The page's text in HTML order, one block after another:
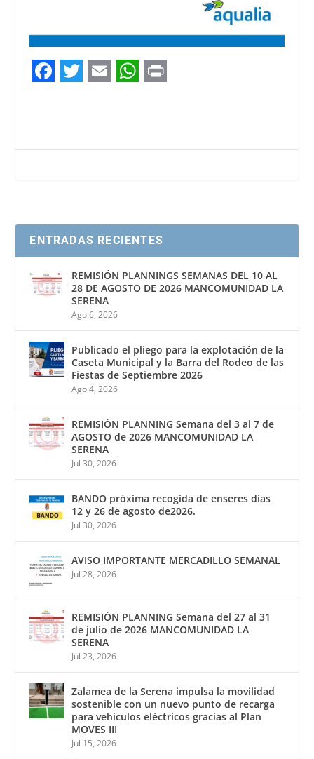
e
o
k
t
r
i t
p
p
n
ENTRADAS RECIENTES
REMISIÓN PLANNINGS SEMANAS DEL 10 AL
28 DE AGOSTO DE 2026 MANCOMUNIDAD LA
SERENA
Ago 6, 2026
Publicado el pliego para la explotación de la
Caseta Municipal y la Barra del Rodeo de las
Fiestas de Septiembre 2026
Ago 4, 2026
REMISIÓN PLANNING Semana del 3 al 7 de
AGOSTO de 2026 MANCOMUNIDAD LA
SERENA
Jul 30, 2026
BANDO próxima recogida de enseres días
12 y 26 de agosto de2026.
Jul 30, 2026
AVISO IMPORTANTE MERCADILLO SEMANAL
Jul 28, 2026
REMISIÓN PLANNING Semana del 27 al 31
de julio de 2026 MANCOMUNIDAD LA
SERENA
Jul 23, 2026
Zalamea de la Serena impulsa la movilidad
sostenible con un nuevo punto de recarga
para vehículos eléctricos gracias al Plan
MOVES III
Jul 15, 2026